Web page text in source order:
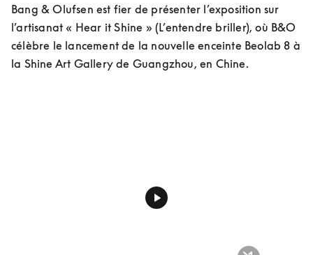
Bang & Olufsen est fier de présenter l’exposition sur
l’artisanat « Hear it Shine » (L’entendre briller), où B&O
célèbre le lancement de la nouvelle enceinte Beolab 8 à
la Shine Art Gallery de Guangzhou, en Chine.